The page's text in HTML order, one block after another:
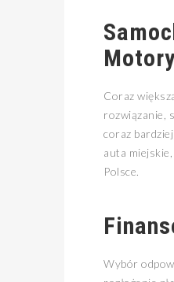
Coraz
rozwiązanie,
coraz
auta
Polsce.
Wybór